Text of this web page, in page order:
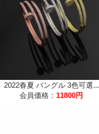
2022春夏 バングル 3色可選...
会員価格： 11800円